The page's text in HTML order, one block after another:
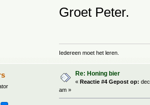
Groet Peter.
Iedereen moet het leren.
Re: Honing bier
« Reactie #4 Gepost op:
am »